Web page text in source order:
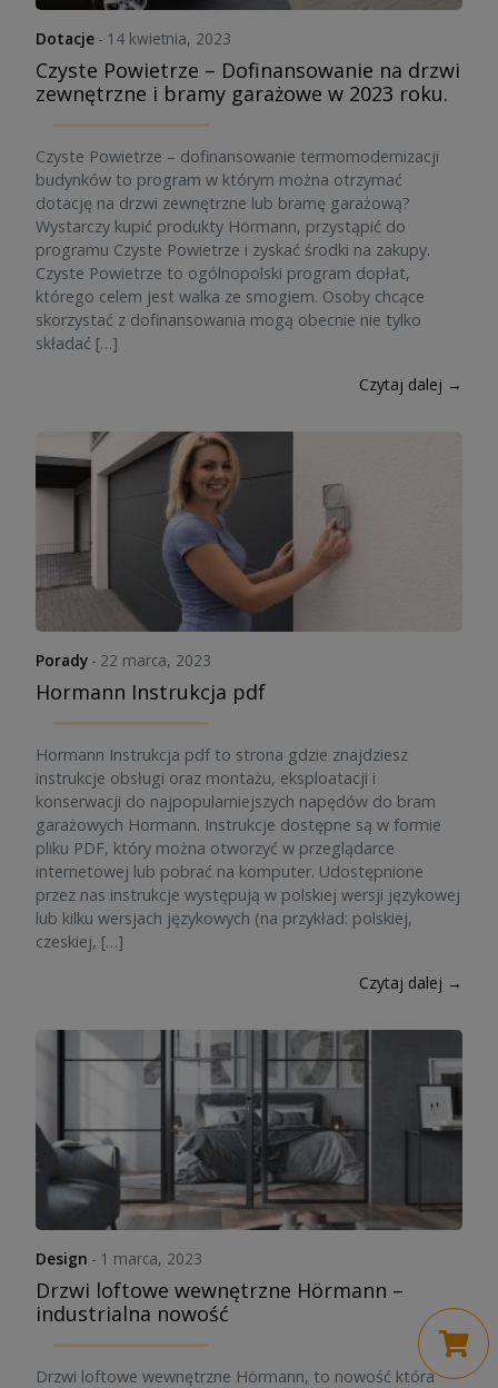
Dotacje - 14 kwietnia, 2023
Czyste Powietrze – Dofinansowanie na drzwi
zewnętrzne i bramy garażowe w 2023 roku.
Czyste Powietrze – dofinansowanie termomodernizacji
budynków to program w którym można otrzymać
dotację na drzwi zewnętrzne lub bramę garażową?
Wystarczy kupić produkty Hörmann, przystąpić do
programu Czyste Powietrze i zyskać środki na zakupy.
Czyste Powietrze to ogólnopolski program dopłat,
którego celem jest walka ze smogiem. Osoby chcące
skorzystać z dofinansowania mogą obecnie nie tylko
składać […]
Czytaj dalej →
Porady - 22 marca, 2023
Hormann Instrukcja pdf
Hormann Instrukcja pdf to strona gdzie znajdziesz
instrukcje obsługi oraz montażu, eksploatacji i
konserwacji do najpopularniejszych napędów do bram
garażowych Hormann. Instrukcje dostępne są w formie
pliku PDF, który można otworzyć w przeglądarce
internetowej lub pobrać na komputer. Udostępnione
przez nas instrukcje występują w polskiej wersji językowej
lub kilku wersjach językowych (na przykład: polskiej,
czeskiej, […]
Czytaj dalej →
Design - 1 marca, 2023
Drzwi loftowe wewnętrzne Hörmann –
industrialna nowość
Drzwi loftowe wewnętrzne Hörmann, to nowość która